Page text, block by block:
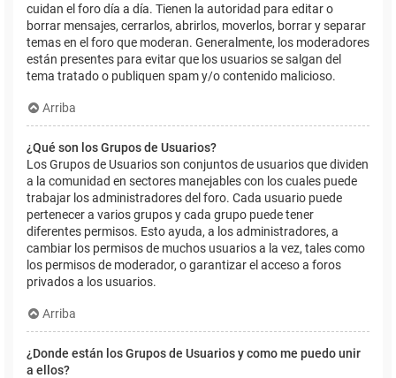
cuidan el foro día a día. Tienen la autoridad para editar o
borrar mensajes, cerrarlos, abrirlos, moverlos, borrar y separar
temas en el foro que moderan. Generalmente, los moderadores
están presentes para evitar que los usuarios se salgan del
tema tratado o publiquen spam y/o contenido malicioso.
Arriba
¿Qué son los Grupos de Usuarios?
Los Grupos de Usuarios son conjuntos de usuarios que dividen
a la comunidad en sectores manejables con los cuales puede
trabajar los administradores del foro. Cada usuario puede
pertenecer a varios grupos y cada grupo puede tener
diferentes permisos. Esto ayuda, a los administradores, a
cambiar los permisos de muchos usuarios a la vez, tales como
los permisos de moderador, o garantizar el acceso a foros
privados a los usuarios.
Arriba
¿Donde están los Grupos de Usuarios y como me puedo unir
a ellos?